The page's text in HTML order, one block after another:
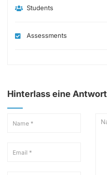
Students
Assessments
Hinterlass eine Antwort